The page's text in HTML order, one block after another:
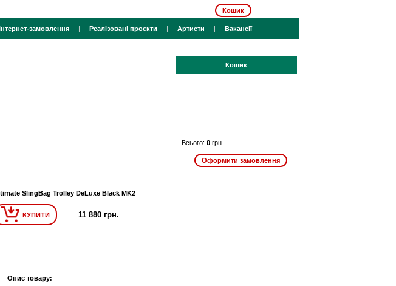
Кошик
замовлення | Реалізовані проєкти | Артисти | Вакансії
Кошик
Всього: 0 грн.
SlingBag Trolley DeLuxe Black MK2
КУПИТИ 11 880 грн.
Опис товару: